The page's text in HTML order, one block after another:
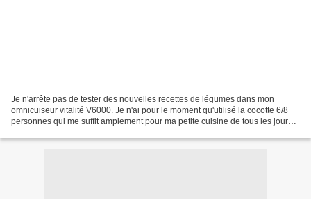
Je n'arrête pas de tester des nouvelles recettes de légumes dans mon
omnicuiseur vitalité V6000. Je n'ai pour le moment qu'utilisé la cocotte 6/8
personnes qui me suffit amplement pour ma petite cuisine de tous les jours